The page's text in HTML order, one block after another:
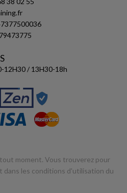
12H30 / 13H30-18h
moment. Vous trouverez pour
dans les conditions d'utilisation du